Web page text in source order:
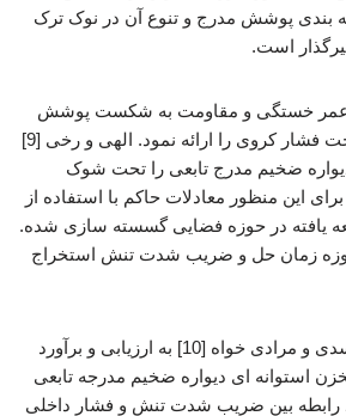
بندی پوشش مدرج و تنوع آن در نوک ترک
است.
عمر خستگی و مقاومت به شکست پوشش
مدرج تابعی در مخزن تحت فشار کروی را ارائه نمود. الهی و رخی [9]
ضخیم مدرج تابعی را تحت شوک
این منظور معادلات حاکم با استفاده از
یافته در حوزه فضایی گسسته سازی شده.
زمان حل و ضریب شدت تنش استخراج
در سال 2017 حبیبی، اسدی و مرادی خواه [10] به ارزیابی و برآورد
ای دیواره ضخیم مدرجه تابعی
رابطه بین ضریب شدت تنش و فشار داخلی